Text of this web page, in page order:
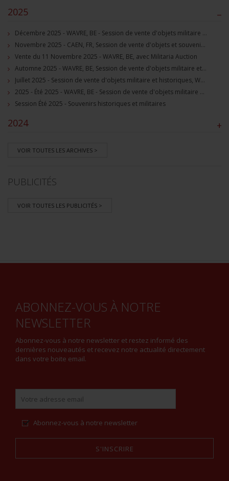
–
2025
Décembre 2025 - WAVRE, BE - Session de vente d'objets militaire et souvenirs historiques
Novembre 2025 - CAEN, FR, Session de vente d'objets et souvenirs militaires
Vente du 11 Novembre 2025 - WAVRE, BE, avec Militaria Auction
Automne 2025 - WAVRE, BE, Session de vente d'objets militaire et souvenirs historiques
Juillet 2025 - Session de vente d'objets militaire et historiques, Wavre, BE
2025 - Été 2025 - WAVRE, BE - Session de vente d'objets militaire et souvenirs historiques
Session Été 2025 - Souvenirs historiques et militaires
+
2024
VOIR TOUTES LES ARCHIVES >
PUBLICITÉS
VOIR TOUTES LES PUBLICITÉS >
ABONNEZ-VOUS À NOTRE
NEWSLETTER
Abonnez-vous à notre newsletter et restez informé des
dernières nouveautés et recevez notre actualité directement
dans votre boite email.
Abonnez-vous à notre newsletter
S'INSCRIRE